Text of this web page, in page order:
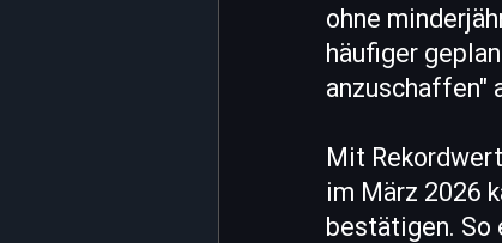
ohne
häufiger
anzuschaffen"
Mit
im März 2026
bestätigen. So